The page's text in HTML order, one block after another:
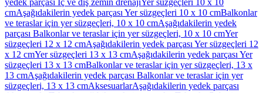
yedek parçası İç ve dış zemin drenajıYer süzgeçleri 10 x 10
cmAşağıdakilerin yedek parçası Yer süzgeçleri 10 x 10 cmBalkonlar
ve teraslar için yer süzgeçleri, 10 x 10 cmAşağıdakilerin yedek
parçası Balkonlar ve teraslar için yer süzgeçleri, 10 x 10 cmYer
süzgeçleri 12 x 12 cmAşağıdakilerin yedek parçası Yer süzgeçleri 12
x 12 cmYer süzgeçleri 13 x 13 cmAşağıdakilerin yedek parçası Yer
süzgeçleri 13 x 13 cmBalkonlar ve teraslar için yer süzgeçleri, 13 x
13 cmAşağıdakilerin yedek parçası Balkonlar ve teraslar için yer
süzgeçleri, 13 x 13 cmAksesuarlarAşağıdakilerin yedek parçası